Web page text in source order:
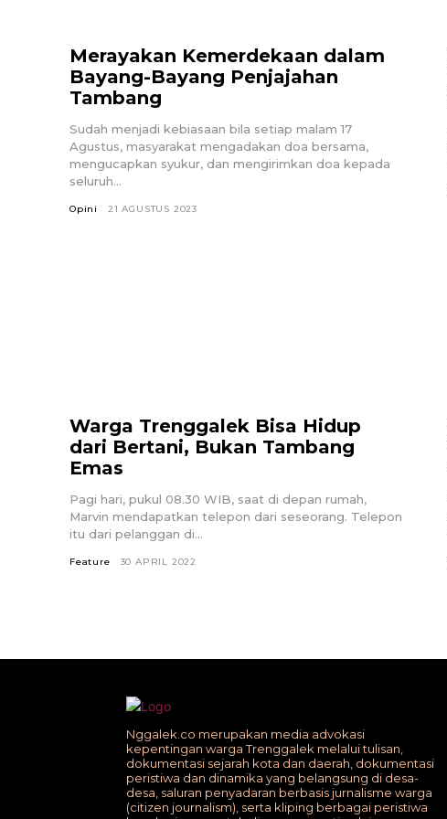
Merayakan Kemerdekaan dalam
Bayang-Bayang Penjajahan
Tambang
Sudah menjadi kebiasaan bila setiap malam 17
Agustus, masyarakat mengadakan doa bersama,
mengucapkan syukur, dan mengirimkan doa kepada
seluruh...
Opini 21 AGUSTUS 2023
Warga Trenggalek Bisa Hidup
dari Bertani, Bukan Tambang
Emas
Pagi hari, pukul 08.30 WIB, saat di depan rumah,
Marvin mendapatkan telepon dari seseorang. Telepon
itu dari pelanggan di...
Feature 30 APRIL 2022
Nggalek.co merupakan media advokasi
kepentingan warga Trenggalek melalui tulisan,
dokumentasi sejarah kota dan daerah, dokumentasi
peristiwa dan dinamika yang belangsung di desa-
desa, saluran penyadaran berbasis jurnalisme warga
(citizen journalism), serta kliping berbagai peristiwa